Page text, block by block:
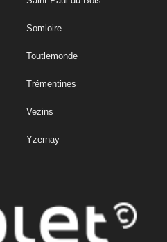
Somloire
Toutlemonde
Trémentines
Vezins
Yzernay